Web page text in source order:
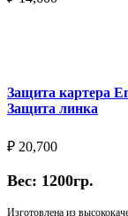
Защита картера
Защита линка
₽ 20,700
Вес: 1200гр.
Изготовлена из